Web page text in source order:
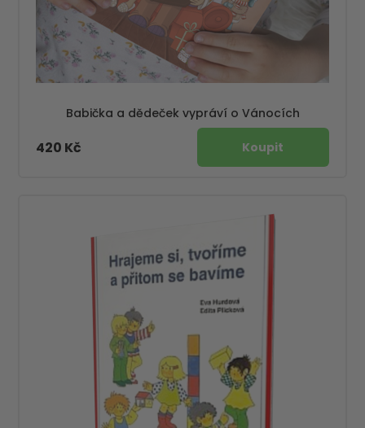
Babička a dědeček vypráví o Vánocích
420 Kč